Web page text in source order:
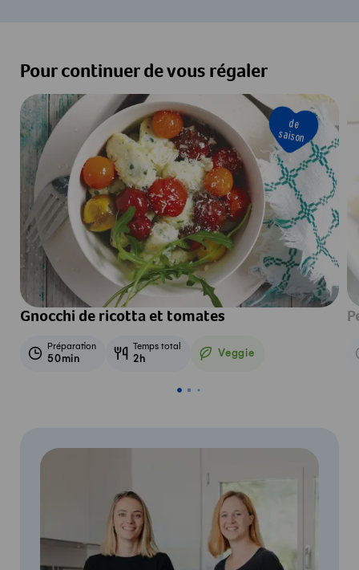
Pour continuer de vous régaler
de
saison
Gnocchi de ricotta et tomates
Préparation
50min
Temps total
2h Veggie
Veggie